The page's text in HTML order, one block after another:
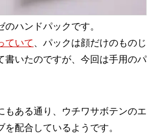
ハンドパックです。
ていて
、パックは顔だけのものじ
書いたのですが、今回は手用のパ
もある通り、ウチワサボテンのエ
配合しているようです。